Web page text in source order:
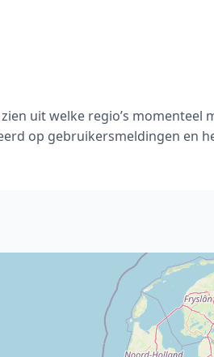
uit welke regio’s momenteel
op gebruikersmeldingen en